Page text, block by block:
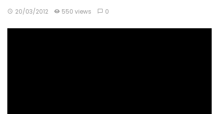
20/03/2012 550 views 0